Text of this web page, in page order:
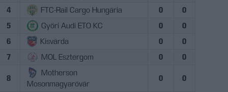
4
FTC-Rail Cargo Hungária 0
0
5
Győri Audi ETO KC 0
0
6
Kisvárda 0
0
7
MOL Esztergom 0 0
8
Motherson
Mosonmagyaróvár
0 0